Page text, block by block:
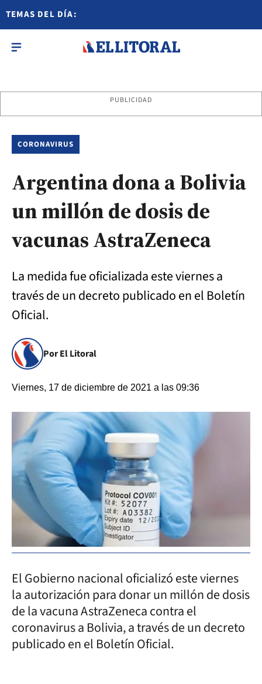
TEMAS DEL DÍA:
PUBLICIDAD
CORONAVIRUS
Argentina dona a Bolivia
un millón de dosis de
vacunas AstraZeneca
La medida fue oficializada este viernes a
través de un decreto publicado en el Boletín
Oficial.
Por El Litoral
Viernes, 17 de diciembre de 2021 a las 09:36
El Gobierno nacional oficializó este viernes
la autorización para donar un millón de dosis
de la vacuna AstraZeneca contra el
coronavirus a Bolivia, a través de un decreto
publicado en el Boletín Oficial.